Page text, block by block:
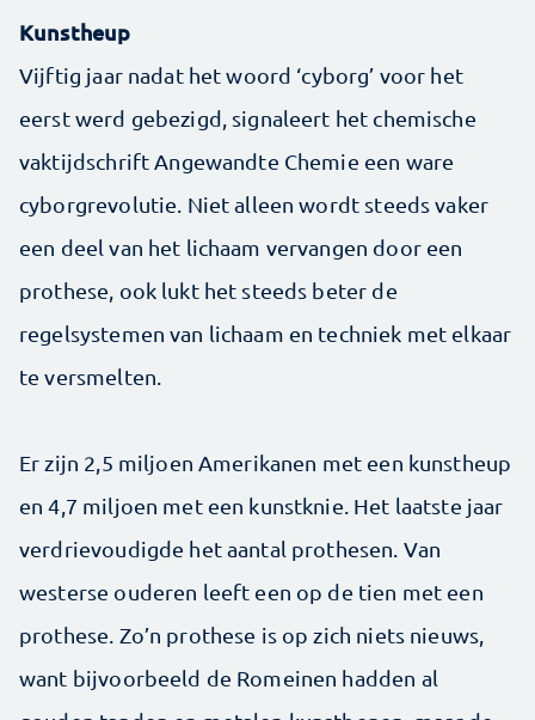
Kunstheup
Vijftig jaar nadat het woord ‘cyborg’ voor het
eerst werd gebezigd, signaleert het chemische
vaktijdschrift Angewandte Chemie een ware
cyborgrevolutie. Niet alleen wordt steeds vaker
een deel van het lichaam vervangen door een
prothese, ook lukt het steeds beter de
regelsystemen van lichaam en techniek met elkaar
te versmelten.
Er zijn 2,5 miljoen Amerikanen met een kunstheup
en 4,7 miljoen met een kunstknie. Het laatste jaar
verdrievoudigde het aantal prothesen. Van
westerse ouderen leeft een op de tien met een
prothese. Zo’n prothese is op zich niets nieuws,
want bijvoorbeeld de Romeinen hadden al